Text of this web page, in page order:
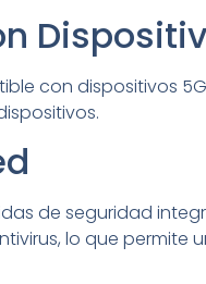
con dispositivos
de seguridad
lo que permite